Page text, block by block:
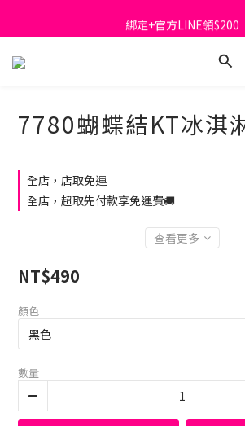
首購免運費🚚
綁定+官方LINE領$200
出清特價_買一送一
7780蝴蝶結KT冰淇
全店，店取免運
全店，超取先付款享免運費🚚
查看更多
NT$490
顏色
數量